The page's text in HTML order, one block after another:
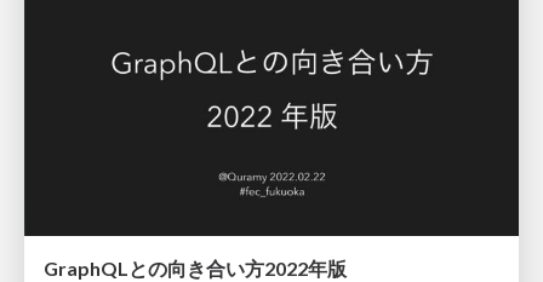
GraphQLとの向き合い方2022年版